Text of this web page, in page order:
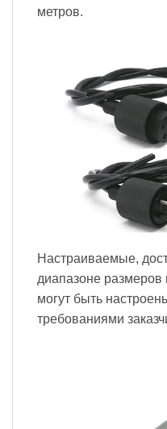
метров.
Настраиваемые,
диапазоне
могут быть
требованиями